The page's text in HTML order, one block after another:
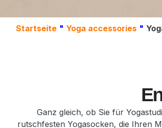
Startseite " Yoga accessories "
Ganz gleich, ob Sie für
rutschfesten Yogasocken, die Ihren